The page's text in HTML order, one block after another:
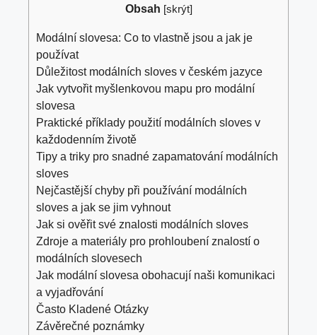
Obsah [skrýt]
Modální slovesa:‌ Co to⁤ vlastně jsou​ a jak je
používat
Důležitost modálních sloves v ⁣českém jazyce
Jak vytvořit ‌myšlenkovou mapu pro modální
slovesa
Praktické příklady ‌použití modálních⁣ sloves v⁣
každodenním životě
Tipy ⁤a triky pro snadné ​zapamatování modálních
sloves
Nejčastější chyby při používání modálních
sloves a jak​ se jim vyhnout
Jak si​ ověřit své znalosti modálních sloves
Zdroje a materiály pro​ prohloubení znalostí ‍o
⁢modálních slovesech
Jak ‌modální slovesa obohacují⁤ naši komunikaci ​
a vyjadřování
Často Kladené Otázky
Závěrečné poznámky